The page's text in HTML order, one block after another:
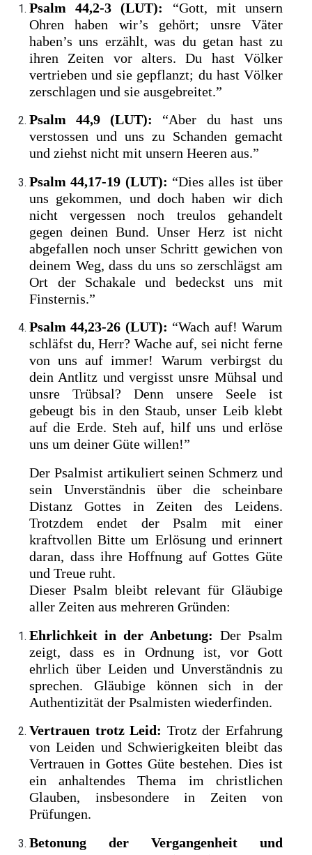
Psalm 44,2-3 (LUT):
“Gott, mit unsern
Ohren haben wir’s gehört; unsre Väter
haben’s uns erzählt, was du getan hast zu
ihren Zeiten vor alters. Du hast Völker
vertrieben und sie gepflanzt; du hast Völker
zerschlagen und sie ausgebreitet.”
Psalm 44,9 (LUT):
“Aber du hast uns
verstossen und uns zu Schanden gemacht
und ziehst nicht mit unsern Heeren aus.”
Psalm 44,17-19 (LUT): “Dies alles ist über
uns gekommen, und doch haben wir dich
nicht vergessen noch treulos gehandelt
gegen deinen Bund. Unser Herz ist nicht
abgefallen noch unser Schritt gewichen von
deinem Weg, dass du uns so zerschlägst am
Ort der Schakale und bedeckst uns mit
Finsternis.”
Psalm 44,23-26 (LUT): “Wach auf! Warum
schläfst du, Herr? Wache auf, sei nicht ferne
von uns auf immer! Warum verbirgst du
dein Antlitz und vergisst unsre Mühsal und
unsre Trübsal? Denn unsere Seele ist
gebeugt bis in den Staub, unser Leib klebt
auf die Erde. Steh auf, hilf uns und erlöse
uns um deiner Güte willen!”
Der Psalmist artikuliert seinen Schmerz und
sein Unverständnis über die scheinbare
Distanz Gottes in Zeiten des Leidens.
Trotzdem endet der Psalm mit einer
kraftvollen Bitte um Erlösung und erinnert
daran, dass ihre Hoffnung auf Gottes Güte
und Treue ruht.
Dieser Psalm bleibt relevant für Gläubige
aller Zeiten aus mehreren Gründen:
Ehrlichkeit in der Anbetung: Der Psalm
zeigt, dass es in Ordnung ist, vor Gott
ehrlich über Leiden und Unverständnis zu
sprechen. Gläubige können sich in der
Authentizität der Psalmisten wiederfinden.
Vertrauen trotz Leid: Trotz der Erfahrung
von Leiden und Schwierigkeiten bleibt das
Vertrauen in Gottes Güte bestehen. Dies ist
ein anhaltendes Thema im christlichen
Glauben, insbesondere in Zeiten von
Prüfungen.
Betonung der Vergangenheit und